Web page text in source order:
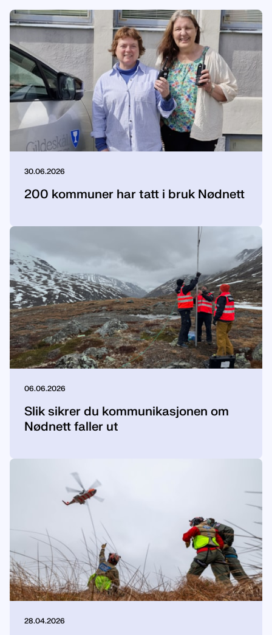
30.06.2026
200 kommuner har tatt i bruk Nødnett
06.06.2026
Slik sikrer du kommunikasjonen om
Nødnett faller ut
28.04.2026